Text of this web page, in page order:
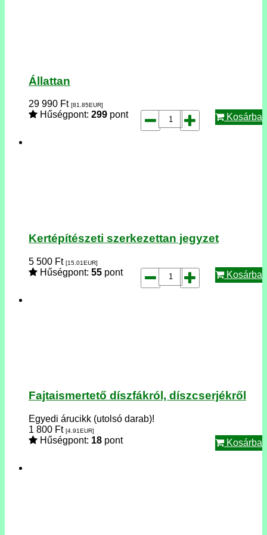
Állattan
29 990 Ft [81.85EUR]
Hűségpont: 299 pont Kosárba
Kertépítészeti szerkezettan jegyzet
5 500 Ft [15.01EUR]
Hűségpont: 55 pont Kosárba
Fajtaismertető díszfákról, díszcserjékről
Egyedi árucikk (utolsó darab)!
1 800 Ft [4.91EUR]
Hűségpont: 18 pont Kosárba